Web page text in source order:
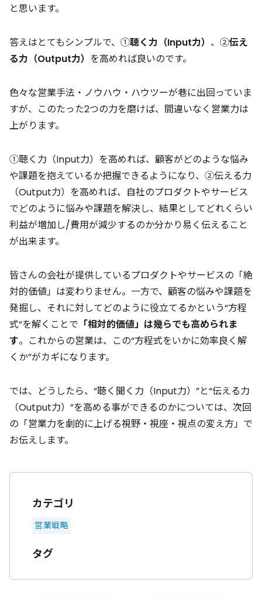
と思います。
答えはとてもシンプルで、①聴く力（Input力） 、②伝え
る力（Output力） を高めれば良いのです。
色々な営業手法・ノウハウ・ハウツーが巷に出回っていま
すが、このたった2つの力を磨けば、間違いなく営業力は
上がります。
①聴く力（Input力）を高めれば、顧客がどのような悩み
や課題を抱えているか把握できるようになり、②伝える力
（Output力）を高めれば、自社のプロダクトやサービス
でどのように悩みや課題を解決し、結果としてどれくらい
利益が増加し/費用が減少するのか分かり易く伝えること
が出来ます。
皆さんの会社が提供しているプロダクトやサービスの「絶
対的価値」は変わりません。一方で、顧客の悩みや課題を
発掘し、それに対してどのように役立てるかという“方程
式“を解くことで 「相対的価値」は幾らでも高められま
す。これからの営業は、この“方程式をいかに効率良く解
くか”がカギになります。
では、どうしたら、“聴く聞く力（Input力）”と“伝える力
（Output力）”を高める事ができるのかについては、次回
の「営業力を劇的に上げる視野・視座・視点の変え方」で
お伝えします。
カテゴリ
営業戦略
タグ